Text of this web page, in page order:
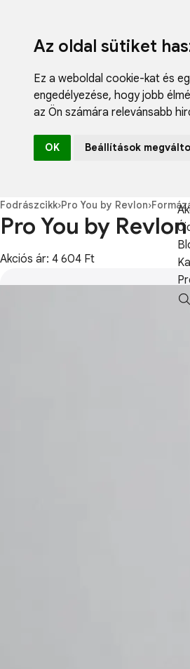
Az oldal sütiket
Ez a weboldal cookie-kat és
engedélyezése, hogy jobb
az Ön számára relevánsabb
OK Beállítások
Fodrászcikk›Pro You by Revlon›
Pro You by
Akciós ár: 4 604 Ft